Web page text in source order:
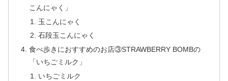
こんにゃく」
玉こんにゃく
石段玉こんにゃく
食べ歩きにおすすめのお店③STRAWBERRY BOMBの
「いちごミルク」
いちごミルク